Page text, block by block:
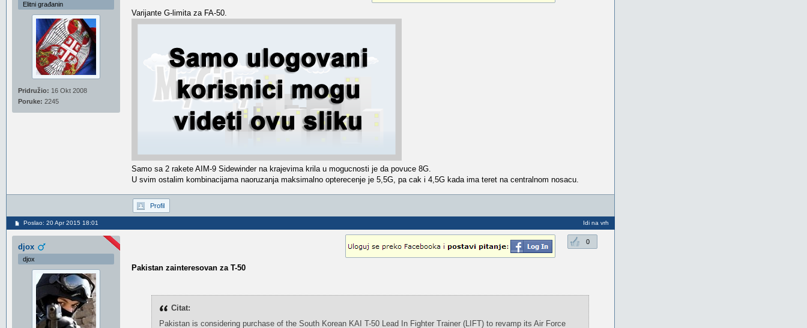
Elitni građanin
Pridružio: 16 Okt 2008
Poruke: 2245
Varijante G-limita za FA-50.
Samo sa 2 rakete AIM-9 Sidewinder na krajevima krila u mogucnosti je da povuce 8G.
U svim ostalim kombinacijama naoruzanja maksimalno opterecenje je 5,5G, pa cak i 4,5G kada ima teret na centralnom nosacu.
Profil
Poslao: 20 Apr 2015 18:01 Idi na vrh
djox
djox
0
Pakistan zainteresovan za T-50
Citat:
Pakistan is considering purchase of the South Korean KAI T-50 Lead In Fighter Trainer (LIFT) to revamp its Air Force